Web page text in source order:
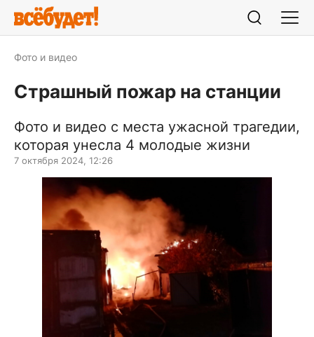
Фото и видео
Страшный пожар на станции
Фото и видео с места ужасной трагедии,
которая унесла 4 молодые жизни
7 октября 2024, 12:26